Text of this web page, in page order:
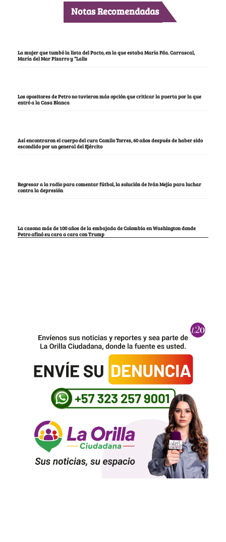
Notas Recomendadas
La mujer que tumbó la lista del Pacto, en la que estaba María Fda. Carrascal,
María del Mar Pizarro y “Lalis
Los opositores de Petro no tuvieron más opción que criticar la puerta por la que
entró a la Casa Blanca
Así encontraron el cuerpo del cura Camilo Torres, 60 años después de haber sido
escondido por un general del Ejército
Regresar a la radio para comentar fútbol, la solución de Iván Mejía para luchar
contra la depresión
La casona más de 100 años de la embajada de Colombia en Washington donde
Petro afinó su cara a cara con Trump